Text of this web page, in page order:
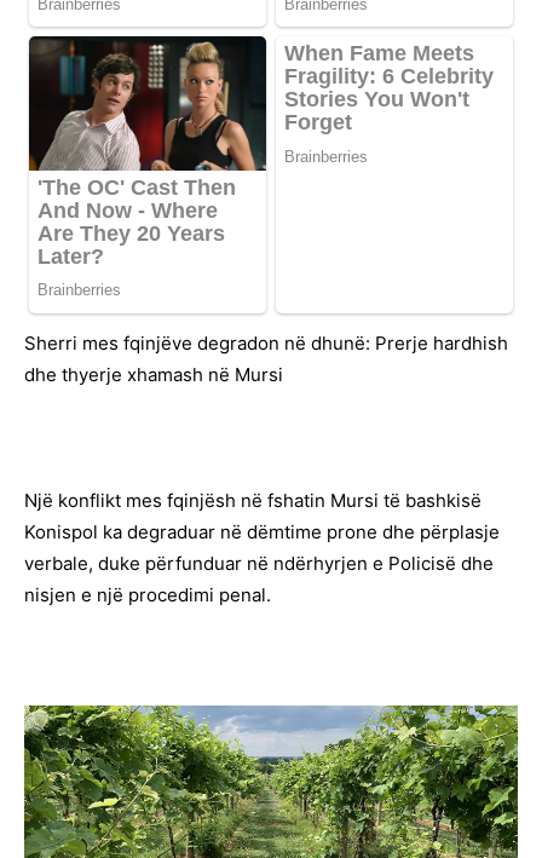
Sherri mes fqinjëve degradon në dhunë: Prerje hardhish
dhe thyerje xhamash në Mursi
Një konflikt mes fqinjësh në fshatin Mursi të bashkisë
Konispol ka degraduar në dëmtime prone dhe përplasje
verbale, duke përfunduar në ndërhyrjen e Policisë dhe
nisjen e një procedimi penal.